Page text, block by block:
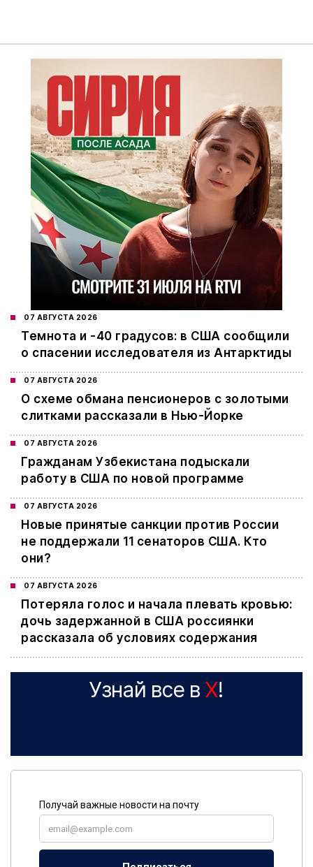
07 АВГУСТА 2026
Темнота и -40 градусов: в США сообщили
о спасении исследователя из Антарктиды
07 АВГУСТА 2026
О схеме обмана пенсионеров с золотыми
слитками рассказали в Нью-Йорке
07 АВГУСТА 2026
Гражданам Узбекистана подыскали
работу в США по новой программе
07 АВГУСТА 2026
Новые принятые санкции против России
не поддержали 11 сенаторов США. Кто
они?
07 АВГУСТА 2026
Потеряла голос и начала плевать кровью:
дочь задержанной в США россиянки
рассказала об условиях содержания
Узнай все в X!